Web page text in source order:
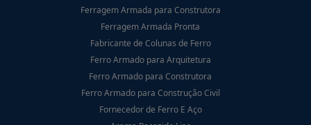
Ferragem Armada para Construtora
Ferragem Armada Pronta
Fabricante de Colunas de Ferro
Ferro Armado para Arquitetura
Ferro Armado para Construtora
Ferro Armado para Construção Civil
Fornecedor de Ferro E Aço